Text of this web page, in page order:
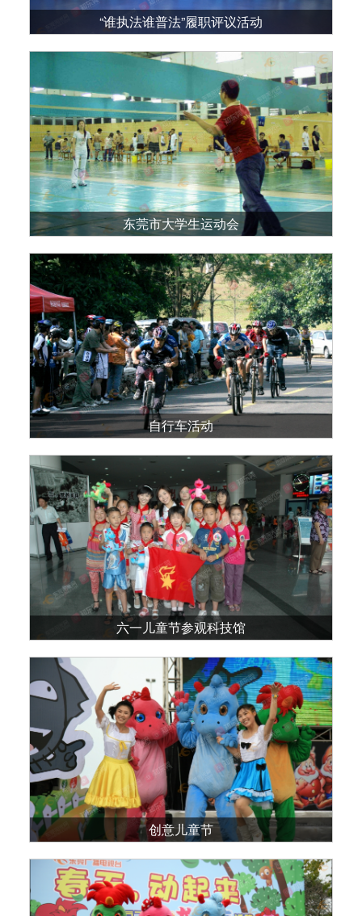
“谁执法谁普法”履职评议活动
东莞市大学生运动会
自行车活动
六一儿童节参观科技馆
创意儿童节